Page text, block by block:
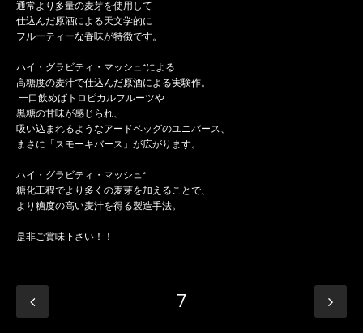
通常より多量の麦芽を使用して
仕込んだ原酒による天文学的に
フルーティーな香味が特徴です。
ハイ・グラビティ・マッシュ*による
高糖度の麦汁で仕込んだ原酒による実験作。
一口飲めばトロピカルフルーツや
黒糖の甘味が感じられ、
吸い込まれるようなアードベッグのユニバース、
まさに「スモーキバース」が広がります。
ハイ・グラビティ・マッシュ*
糖化工程でより多くの麦芽を加えることで、
より糖度の高い麦汁を得る製造手法。
是非ご賞味下さい！！
7